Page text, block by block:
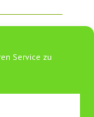
Service zu